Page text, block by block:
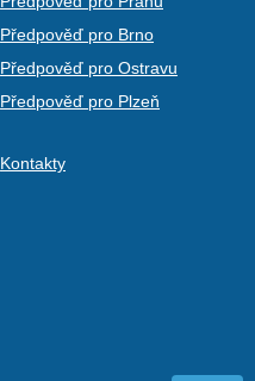
Předpověď pro Brno
Předpověď pro Ostravu
Předpověď pro Plzeň
Kontakty